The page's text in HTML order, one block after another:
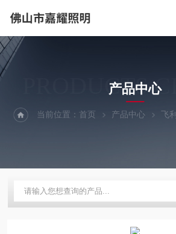
PRODUCTS
产品中心
当前位置：首页 产品中心 飞